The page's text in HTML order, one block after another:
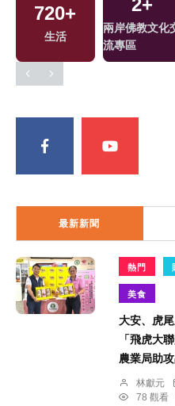
720+
生活
兩岸佛教文化
流專區
最新新聞
熱門
美食
大安、虎
「飛虎大
農業局助
林獻元
78 觀看